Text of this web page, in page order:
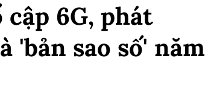
6G, phát
sao số' năm